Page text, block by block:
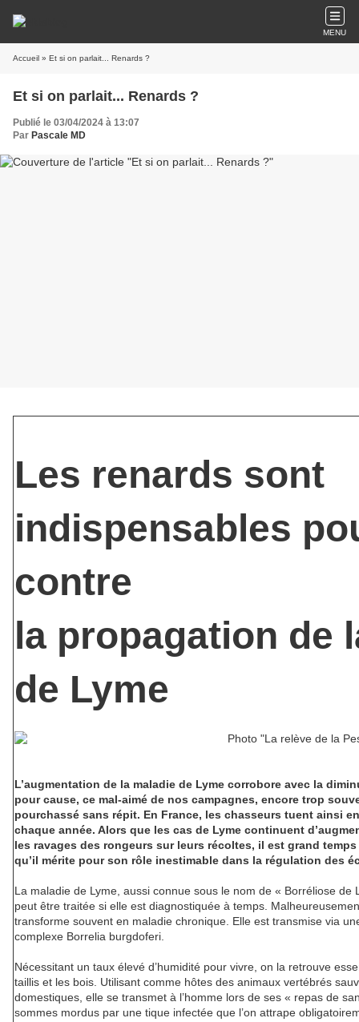
MENU
Accueil » Et si on parlait... Renards ?
Et si on parlait... Renards ?
Publié le 03/04/2024 à 13:07
Par Pascale MD
Les renards sont
indispensables
contre
la propagation de
de Lyme
L’augmentation de la maladie de Lyme corrobore avec la
pour cause, ce mal-aimé de nos campagnes, encore trop
pourchassé sans répit. En France, les chasseurs tuent ainsi
chaque année. Alors que les cas de Lyme continuent
les ravages des rongeurs sur leurs récoltes, il est grand
qu’il mérite pour son rôle inestimable dans la régulation des
La maladie de Lyme, aussi connue sous le nom de « Borréliose
peut être traitée si elle est diagnostiquée à temps.
transforme souvent en maladie chronique. Elle est transmise via
complexe Borrelia burgdoferi.
Nécessitant un taux élevé d’humidité pour vivre, on la retrouve
taillis et les bois. Utilisant comme hôtes des animaux vertébrés
domestiques, elle se transmet à l’homme lors de ses « repas de
sommes mordus par une tique infectée que l’on attrape